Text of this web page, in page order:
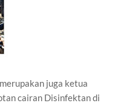
juga ketua
cairan Disinfektan di